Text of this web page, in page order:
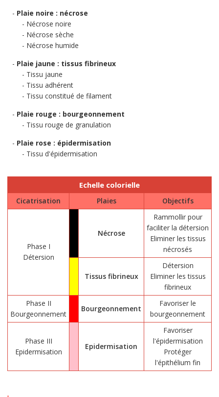
Plaie noire : nécrose
Nécrose noire
Nécrose sèche
Nécrose humide
Plaie jaune : tissus fibrineux
Tissu jaune
Tissu adhérent
Tissu constitué de filament
Plaie rouge : bourgeonnement
Tissu rouge de granulation
Plaie rose : épidermisation
Tissu d'épidermisation
Echelle colorielle
Cicatrisation Plaies Objectifs
Phase I
Détersion
Nécrose
Rammollir pour
faciliter la détersion
Eliminer les tissus
nécrosés
Tissus fibrineux
Détersion
Eliminer les tissus
fibrineux
Phase II
Bourgeonnement
Bourgeonnement
Favoriser le
bourgeonnement
Phase III
Epidermisation
Epidermisation
Favoriser
l'épidermisation
Protéger
l'épithélium fin